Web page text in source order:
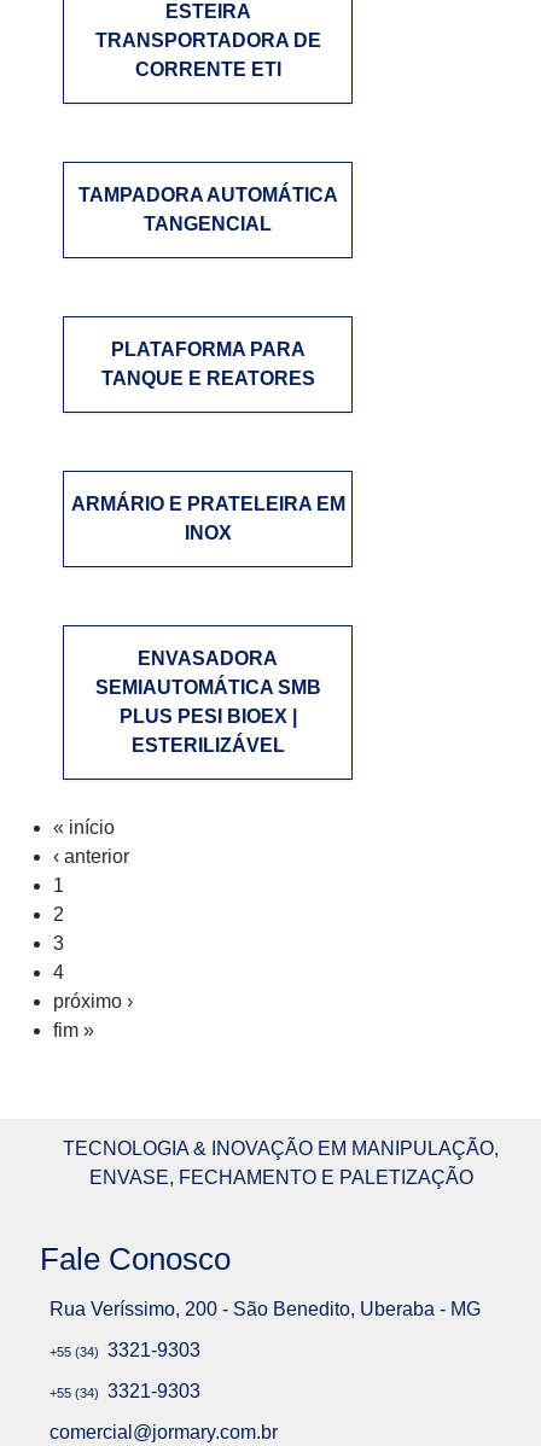
ESTEIRA
TRANSPORTADORA DE
CORRENTE ETI
TAMPADORA AUTOMÁTICA
TANGENCIAL
PLATAFORMA PARA
TANQUE E REATORES
ARMÁRIO E PRATELEIRA EM
INOX
ENVASADORA
SEMIAUTOMÁTICA SMB
PLUS PESI BIOEX |
ESTERILIZÁVEL
Páginas
« início
‹ anterior
1
2
3
4
próximo ›
fim »
TECNOLOGIA & INOVAÇÃO EM MANIPULAÇÃO,
ENVASE, FECHAMENTO E PALETIZAÇÃO
Fale Conosco
Rua Veríssimo, 200 - São Benedito, Uberaba - MG
+55 (34) 3321-9303
+55 (34)
3321-9303
comercial@jormary.com.br